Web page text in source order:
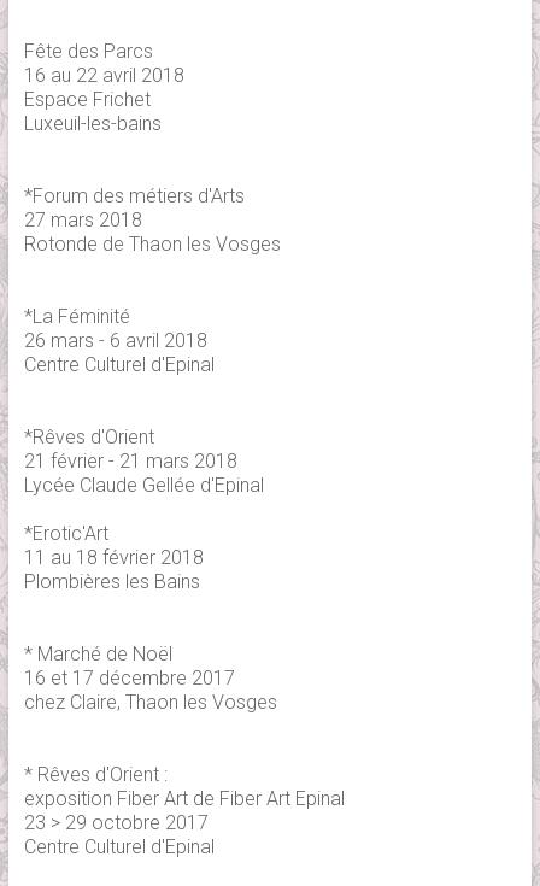
Fête des Parcs
16 au 22 avril 2018
Espace Frichet
Luxeuil-les-bains
*Forum des métiers d'Arts
27 mars 2018
Rotonde de Thaon les Vosges
*La Féminité
26 mars - 6 avril 2018
Centre Culturel d'Epinal
*Rêves d'Orient
21 février - 21 mars 2018
Lycée Claude Gellée d'Epinal
*Erotic'Art
11 au 18 février 2018
Plombières les Bains
* Marché de Noël
16 et 17 décembre 2017
chez Claire, Thaon les Vosges
* Rêves d'Orient :
exposition Fiber Art de Fiber Art Epinal
23 > 29 octobre 2017
Centre Culturel d'Epinal